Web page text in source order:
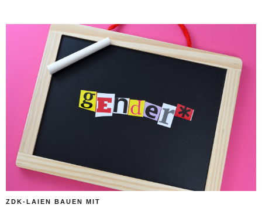
ZDK-LAIEN BAUEN MIT